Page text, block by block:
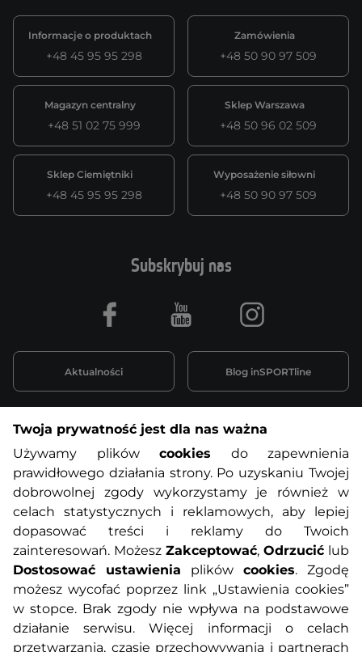
Informacje o produktach
+48 45 95 95 298
Zamówienia
+48 50 90 97 509
Magazyn centralny
+48 51 02 75 999
Sklep Warszawa
+48 50 96 02 509
Sklep Ciemiętniki
+48 45 95 95 298
Wyposażenie siłowni
+48 50 90 97 509
Informacje o zakupach
O nas Regulamin sklepu
Polityka prywatności Koszty przesyłek
Metody płatności Program lojalnościowy
Usługi dodatkowe Reklamacje i serwis
Subskrybuj nas
Aktualności Blog inSPORTline
Facebook Youtube Instagram
Twoja prywatność jest dla nas ważna
Używamy plików cookies do zapewnienia
prawidłowego działania strony. Po uzyskaniu Twojej
dobrowolnej zgody wykorzystamy je również w
celach statystycznych i reklamowych, aby lepiej
dopasować treści i reklamy do Twoich
zainteresowań. Możesz Zakceptować, Odrzucić lub
Dostosować ustawienia plików cookies. Zgodę
możesz wycofać poprzez link „Ustawienia cookies”
w stopce. Brak zgody nie wpływa na podstawowe
działanie serwisu. Więcej informacji o celach
przetwarzania, czasie przechowywania i partnerach